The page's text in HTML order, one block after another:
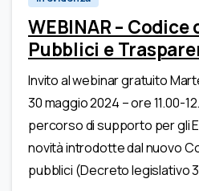
WEBINAR –
Pubblici e
Invito al webinar gratuito
30 maggio 2024 – ore 11.00-
percorso di supporto per gli
novità introdotte dal nuovo
pubblici (Decreto legislativo